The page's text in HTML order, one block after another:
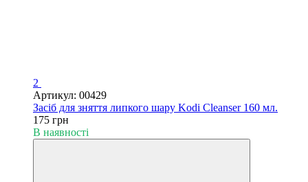
2
Артикул: 00429
Засіб для зняття липкого шару Kodi Cleanser 160 мл.
175 грн
В наявності